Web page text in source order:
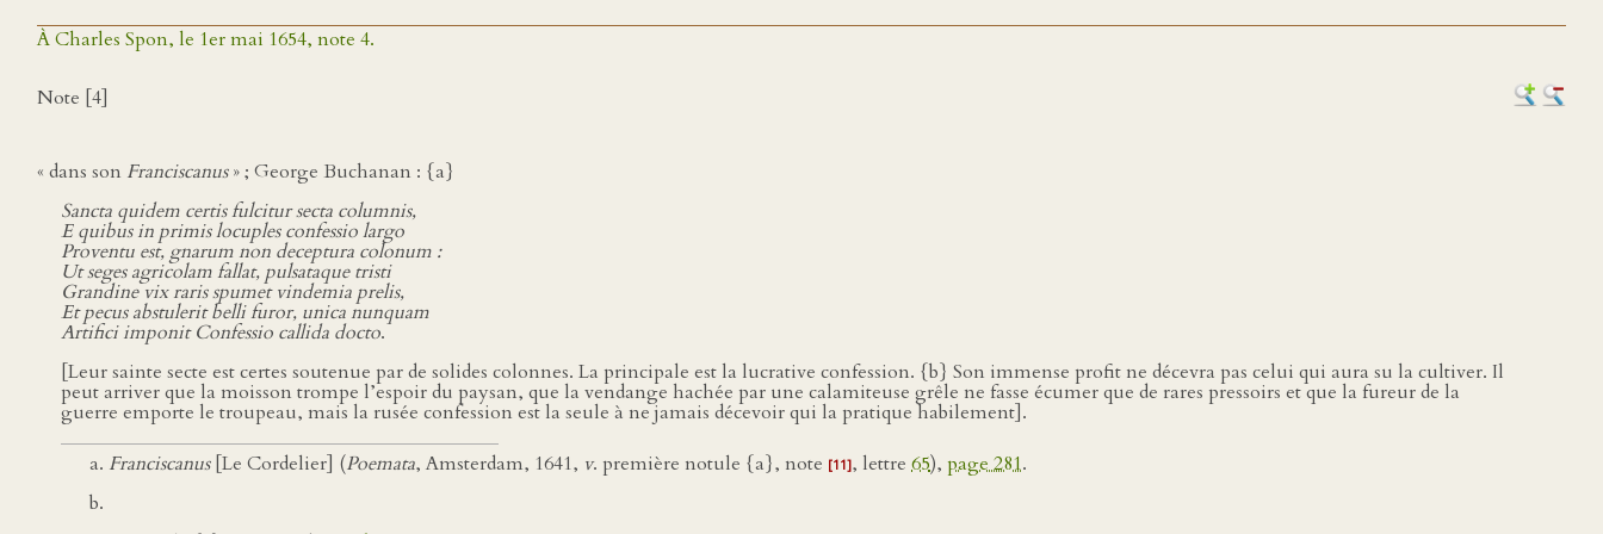
À Charles Spon, le 1er mai 1654, note 4.
Note [4]
« dans son Franciscanus» ; George Buchanan : {a}
Sancta quidem certis fulcitur secta columnis,
E quibus in primis locuples confessio largo
Proventu est, gnarum non deceptura colonum :
Ut seges agricolam fallat, pulsataque tristi
Grandine vix raris spumet vindemia prelis,
Et pecus abstulerit belli furor, unica nunquam
Artifici imponit Confessio callida docto.
[Leur sainte secte est certes soutenue par de solides colonnes. La principale est la lucrative confession. {b} Son immense profit ne décevra pas celui qui aura su la cultiver. Il
peut arriver que la moisson trompe l’espoir du paysan, que la vendange hachée par une calamiteuse grêle ne fasse écumer que de rares pressoirs et que la fureur de la
guerre emporte le troupeau, mais la rusée confession est la seule à ne jamais décevoir qui la pratique habilement].
Franciscanus[Le Cordelier] (Poemata, Amsterdam, 1641, v. première notule {a}, note [11], lettre 65), page 281.